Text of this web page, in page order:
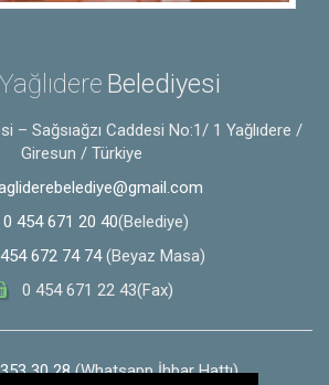
Yağlıdere Belediyesi
– Sağsıağzı Caddesi No:1/ 1 Yağlıdere /
Giresun / Türkiye
0 454 671 20 40(Belediye)
672 74 74(Beyaz Masa)
0 454 671 22 43(Fax)
30 28(Whatsapp İhbar Hattı)